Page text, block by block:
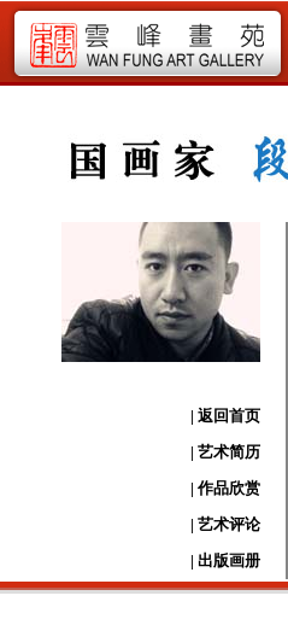
| 返回首页
| 艺术简历
| 作品欣赏
| 艺术评论
| 出版画册